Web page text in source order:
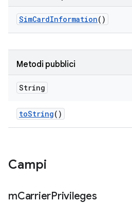
SimCardInformation()
Metodi pubblici
String
toString()
Campi
mCarrierPrivileges